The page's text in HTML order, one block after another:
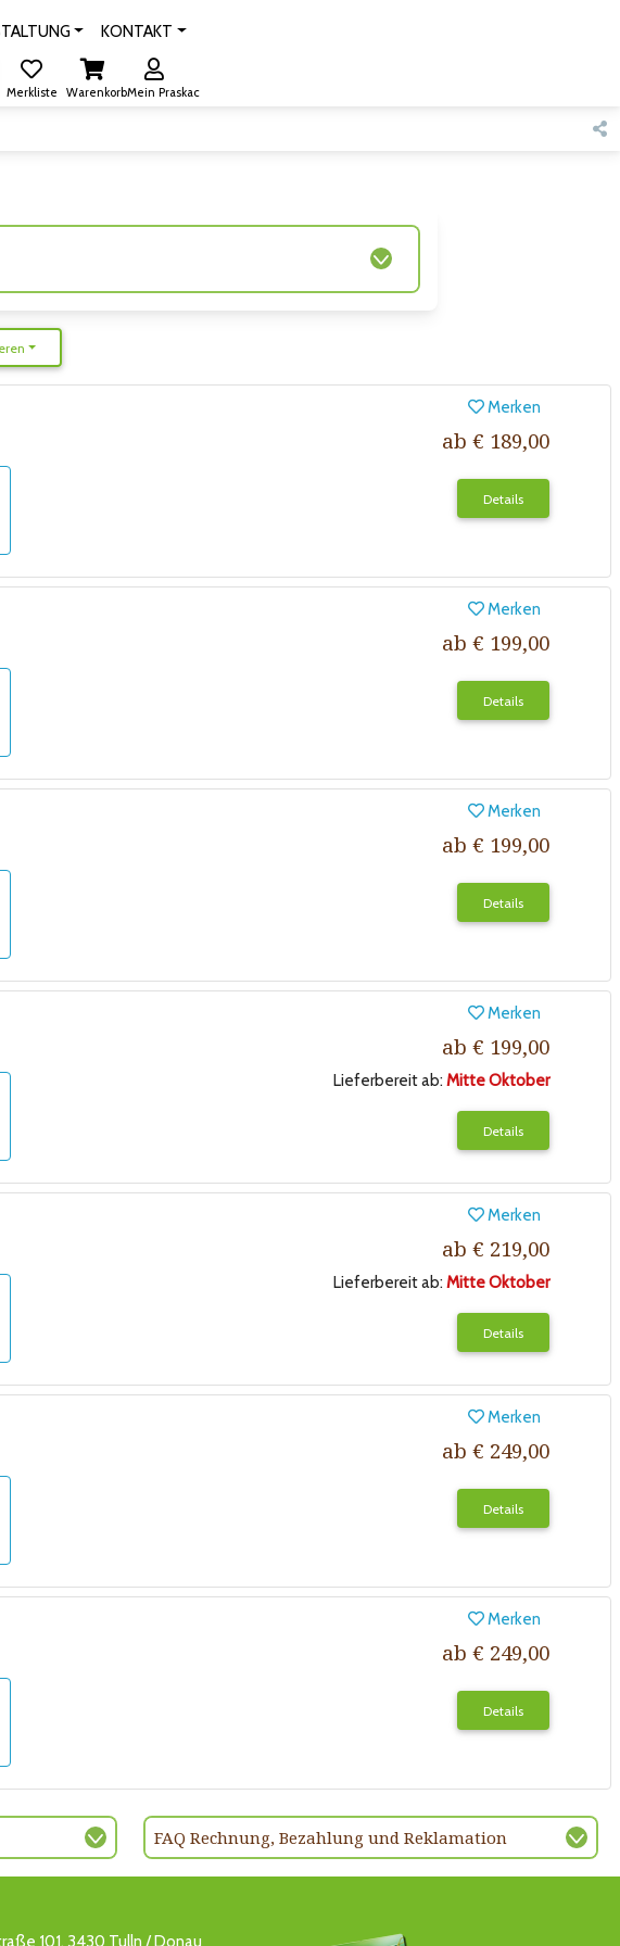
KONTAKT
Merkliste WarenkorbMein Praskac
Merken
ab € 189,00
Details
Merken
ab € 199,00
Details
Merken
ab € 199,00
Details
Merken
ab € 199,00
Lieferbereit ab: Mitte Oktober
Details
Merken
ab € 219,00
Lieferbereit ab: Mitte Oktober
Details
Merken
ab € 249,00
Details
Merken
ab € 249,00
Details
FAQ Rechnung, Bezahlung und Reklamation
101, 3430 Tulln / Donau